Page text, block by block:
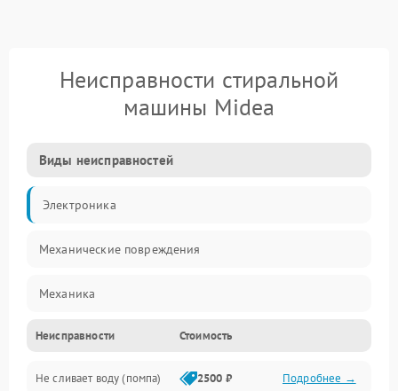
Неисправности стиральной
машины Midea
Виды неисправностей
Электроника
Механические повреждения
Механика
Электропитание
Водоснабжение
Неисправности Стоимость
Не сливает воду (помпа) 2500 ₽ Подробнее →